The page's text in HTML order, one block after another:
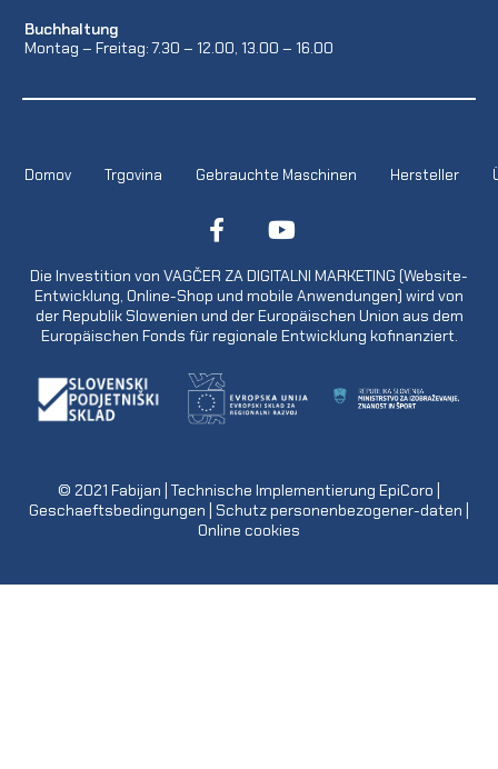
Buchhaltung
Montag – Freitag: 7.30 – 12.00, 13.00 – 16.00
Domov Trgovina Gebrauchte Maschinen Hersteller
Die Investition von VAGČER ZA DIGITALNI MARKETING (Website-
Entwicklung, Online-Shop und mobile Anwendungen) wird von
der Republik Slowenien und der Europäischen Union aus dem
Europäischen Fonds für regionale Entwicklung kofinanziert.
© 2021 Fabijan | Technische Implementierung EpiCoro
Geschaeftsbedingungen Schutz personenbezogener-daten
Online cookies